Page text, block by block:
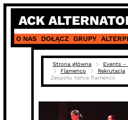
Skip
content
ACK
O NAS DOŁĄCZ GRUPY
Strona główna
Events -
Flamenco
Rekrutacja
Zespołu tańca flamenco